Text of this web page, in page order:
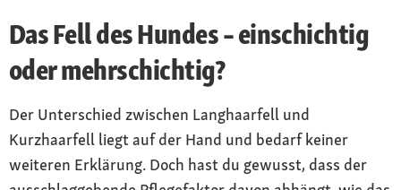
Das Fell des Hundes – einschichtig
oder mehrschichtig?
Der Unterschied zwischen Langhaarfell und
Kurzhaarfell liegt auf der Hand und bedarf keiner
weiteren Erklärung. Doch hast du gewusst, dass der